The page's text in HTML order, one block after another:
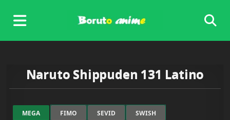
content
Naruto Shippuden 131 Latino
MEGA FIMO SEVID
SWISH